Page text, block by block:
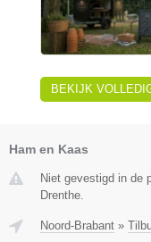
BEKIJK
Ham en Kaas
Niet gevestigd in de
Drenthe.
Noord-Brabant »